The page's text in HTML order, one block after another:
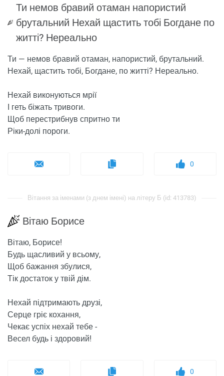
Ти немов бравий отаман напористий
брутальний Нехай щастить тобі Богдане по
житті? Нереально
Ти — немов бравий отаман, напористий, брутальний.
Нехай, щастить тобі, Богдане, по житті? Нереально.
Нехай виконуються мрії
І геть біжать тривоги.
Щоб перестрибнув спритно ти
Ріки-долі пороги.
0
Вітання за іменами (з днем ​​імені) на літеру Б (id: 413783)
Вітаю Борисе
Вітаю, Борисе!
Будь щасливий у всьому,
Щоб бажання збулися,
Тік достаток у твій дім.
Нехай підтримають друзі,
Серце гріє кохання,
Чекає успіх нехай тебе -
Весел будь і здоровий!
0